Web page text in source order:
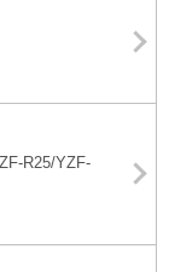
R25/YZF-